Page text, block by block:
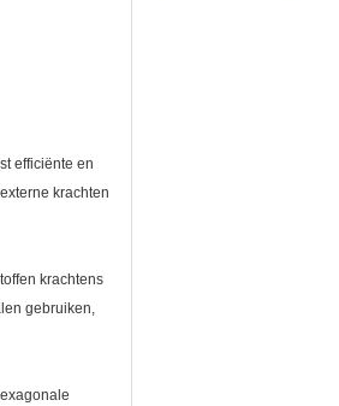
efficiënte en
krachten
krachtens
gebruiken,